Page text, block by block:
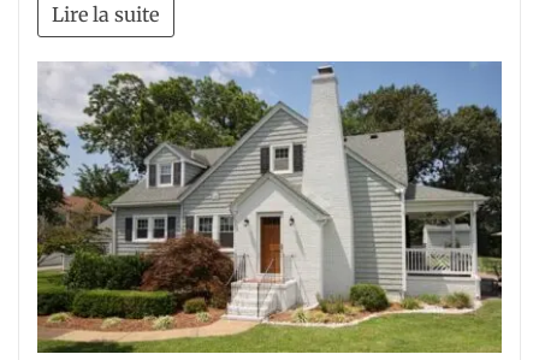
Lire la suite